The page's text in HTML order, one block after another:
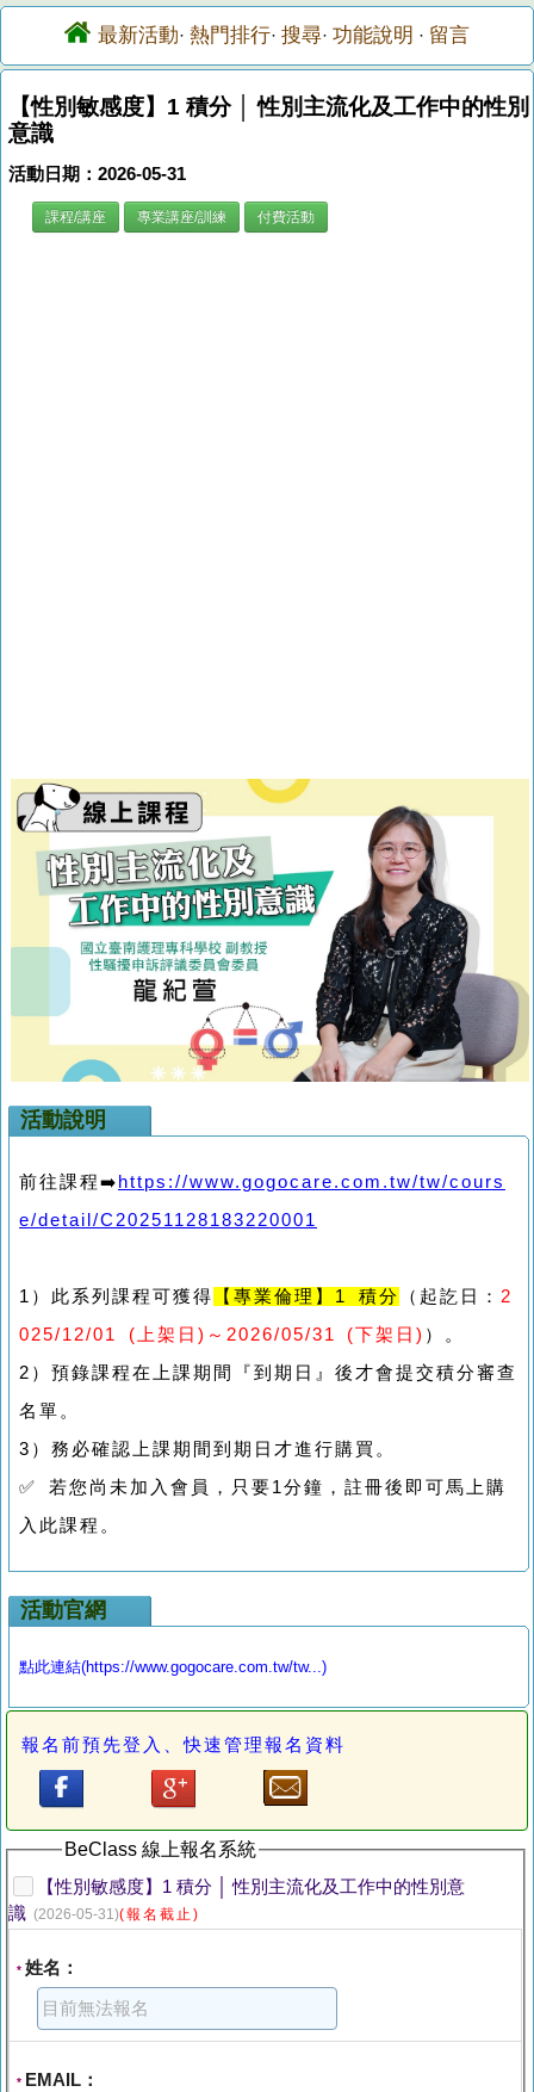
最新活動· 熱門排行· 搜尋· 功能說明 · 留言
【性別敏感度】1 積分 │ 性別主流化及工作中的性別
意識
活動日期：2026-05-31
課程/講座 專業講座/訓練 付費活動
活動說明
前往課程➡️ https://www.gogocare.com.tw/tw/cours
e/detail/C20251128183220001
1）此系列課程可獲得 【專業倫理】1 積分 （起訖日： 2
025/12/01 (上架日)～2026/05/31 (下架日) ）。
2）預錄課程在上課期間『到期日』後才會提交積分審查
名單。
3）務必確認上課期間到期日才進行購買。
✅ 若您尚未加入會員，只要1分鐘，註冊後即可馬上購
入此課程。
活動官網
點此連結(https://www.gogocare.com.tw/tw...)
報名前預先登入、快速管理報名資料
BeClass 線上報名系統
【性別敏感度】1 積分 │ 性別主流化及工作中的性別意
識 (2026-05-31)(報名截止)
* 姓名：
* EMAIL：